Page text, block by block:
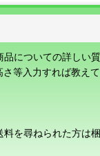
についての詳しい
等入力すれば教え
を尋ねられた方は